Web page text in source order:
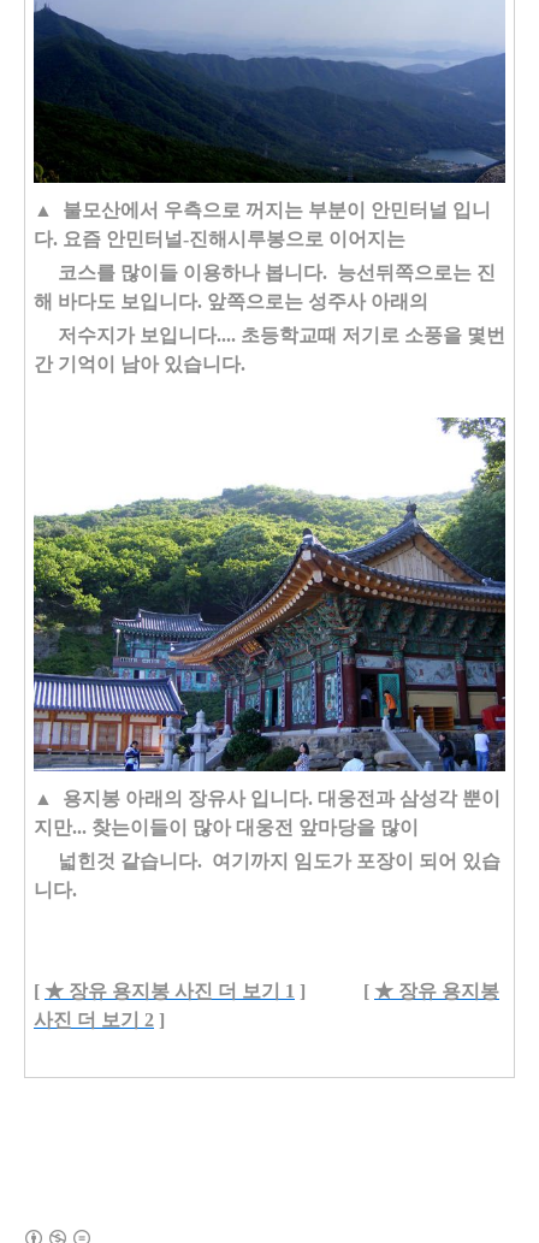
▲ 불모산에서 우측으로 꺼지는 부분이 안민터널 입니
다. 요즘 안민터널-진해시루봉으로 이어지는
코스를 많이들 이용하나 봅니다. 능선뒤쪽으로는 진
해 바다도 보입니다. 앞쪽으로는 성주사 아래의
저수지가 보입니다.... 초등학교때 저기로 소풍을 몇번
간 기억이 남아 있습니다.
▲ 용지봉 아래의 장유사 입니다. 대웅전과 삼성각 뿐이
지만... 찾는이들이 많아 대웅전 앞마당을 많이
넓힌것 같습니다. 여기까지 임도가 포장이 되어 있습
니다.
[ ★ 장유 용지봉 사진 더 보기 1 ] [ ★ 장유 용지봉
사진 더 보기 2 ]